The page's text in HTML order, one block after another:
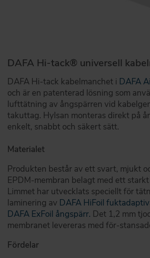
DAFA Hi-tack® universell
DAFA Hi-tack kabelmanchet i DAFA
och är en patenterad lösning som
lufttätning av ångspärren vid
takuttag. Hylsan monteras direkt på
enkelt, snabbt och säkert sätt.
Materialet
Produkten består av ett svart, mjukt
EPDM-membran belagt med ett
Limmet har utvecklats speciellt för
laminering av DAFA HiFoil
DAFA ExFoil ångspärr. Det 1,2 mm
membranet levereras med för-
Fördelar